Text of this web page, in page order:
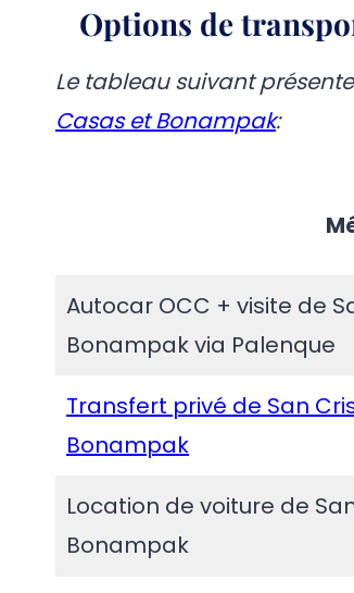
Options de
Le tableau suivant
Casas et Bonampak:
Autocar OCC + visite de
Bonampak via Palenque
Transfert privé de San
Bonampak
Location de voiture de
Bonampak